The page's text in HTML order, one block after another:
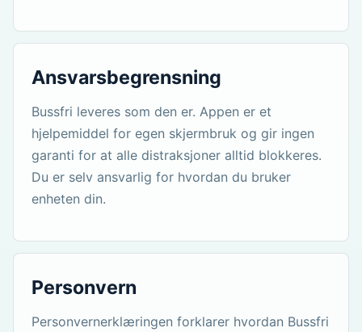
Ansvarsbegrensning
Bussfri leveres som den er. Appen er et
hjelpemiddel for egen skjermbruk og gir ingen
garanti for at alle distraksjoner alltid blokkeres.
Du er selv ansvarlig for hvordan du bruker
enheten din.
Personvern
Personvernerklæringen forklarer hvordan Bussfri